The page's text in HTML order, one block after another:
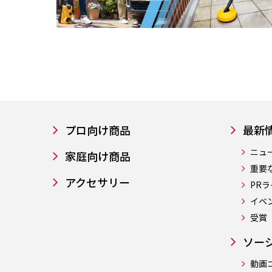
プロ向け商品
家庭向け商品
アクセサリー
最新
ニュ
重要
PR
イベ
受賞
ソー
動画